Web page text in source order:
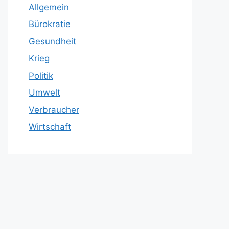
Allgemein
Bürokratie
Gesundheit
Krieg
Politik
Umwelt
Verbraucher
Wirtschaft